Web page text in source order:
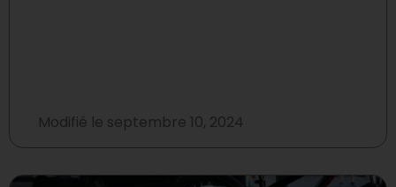
Modifié le septembre 10, 2024